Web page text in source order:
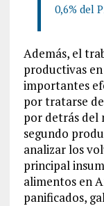
0,6% del
Además, el
productivas
importantes
por tratarse
por detrás del
segundo
analizar los
principal
alimentos en
panificados,